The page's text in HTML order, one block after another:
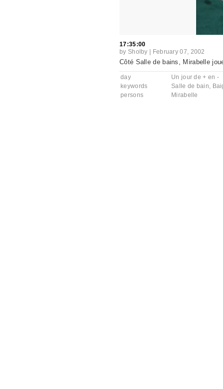
17:35:00
by Sholby February 07, 2002
Côté Salle de bains, Mirabelle
day
Un jour de + en -
keywords
Salle de bain,
persons
Mirabelle